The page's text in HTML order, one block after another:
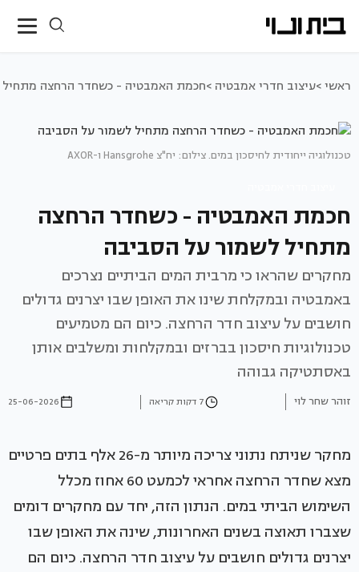
ראשי >עיצוב חדרי אמבטיה >חכמת האמבטיה - כשחדר הרחצה מתחיל
טכנולוגיה ייחודית לחיסכון במים. צילום: יח"צ Hansgrohe ו-AXOR
חכמת האמבטיה - כשחדר הרחצה
מתחיל לשמור על הסביבה
מחקרים שהראו כי מרבית המים הביתיים נצרכים
באמבטיה ובמקלחת שינו את האופן שבו יצרנים גדולים
חושבים על עיצוב חדר הרחצה. כיום הם מטמיעים
טכנולוגיות חיסכון בברזים ובמקלחות ומשלבים אותן
באסתטיקה גבוהה
זוהר שחר לוי 7 דקות קריאה 25-06-2026
מחקר שניתח נתוני צריכה מיותר מ-26 אלף בתים פרטיים
מצא שחדר הרחצה אחראי לכמעט 60 אחוז מכלל
השימוש הביתי במים. הנתון הזה, יחד עם מחקרים דומים
שצברו תאוצה בשנים האחרונות, שינה את האופן שבו
יצרנים גדולים חושבים על עיצוב חדר הרחצה. כיום הם